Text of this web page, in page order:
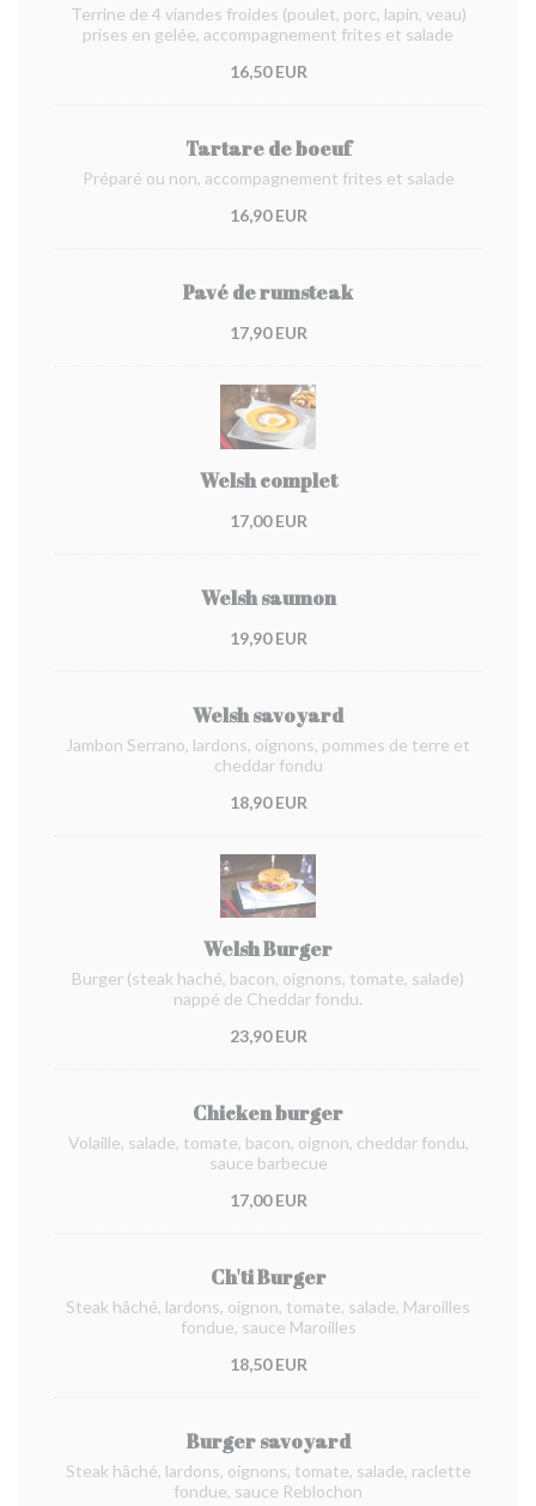
Terrine de 4 viandes froides (poulet, porc, lapin, veau)
prises en gelée, accompagnement frites et salade
16,50 EUR
Tartare de boeuf
Préparé ou non, accompagnement frites et salade
16,90 EUR
Pavé de rumsteak
17,90 EUR
Welsh complet
17,00 EUR
Welsh saumon
19,90 EUR
Welsh savoyard
Jambon Serrano, lardons, oignons, pommes de terre et
cheddar fondu
18,90 EUR
Welsh Burger
Burger (steak haché, bacon, oignons, tomate, salade)
nappé de Cheddar fondu.
23,90 EUR
Chicken burger
Volaille, salade, tomate, bacon, oignon, cheddar fondu,
sauce barbecue
17,00 EUR
Ch'ti Burger
Steak hâché, lardons, oignon, tomate, salade, Maroilles
fondue, sauce Maroilles
18,50 EUR
Burger savoyard
Steak hâché, lardons, oignons, tomate, salade, raclette
fondue, sauce Reblochon